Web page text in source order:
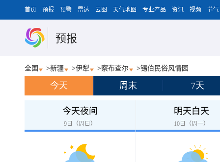
首页 预报 预警 雷达 云图 天气地图 专业产品 资讯 视频 节气
预报
全国 >新疆 >伊犁 >察布查尔 >锡伯民俗风情园
今天 周末 7天
今天夜间
9日（周日）
明天白天
10日（周一）